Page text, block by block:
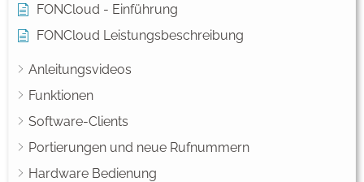
FONCloud - Einführung
FONCloud Leistungsbeschreibung
Anleitungsvideos
Funktionen
Software-Clients
Portierungen und neue Rufnummern
Hardware Bedienung